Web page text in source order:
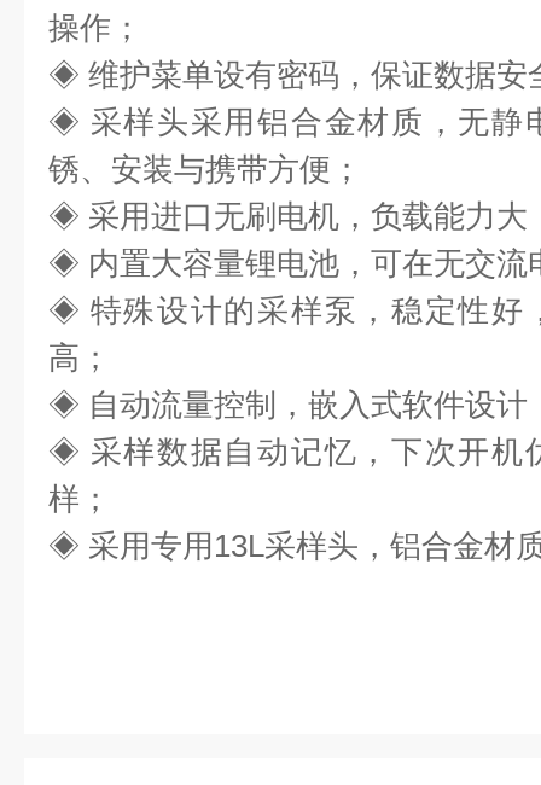
操作 ；
◈ 维护菜单设有密码，保证数据安
◈ 采样头采用铝合金材质，无静
锈、安装与携带方便 ；
◈ 采用进口无刷电机，负载能力大
◈ 内置大容量锂电池，可在无交流
◈ 特殊设计的采样泵，稳定性好
高；
◈ 自动流量控制，嵌入式软件设
◈ 采样数据自动记忆，下次开机
样；
◈ 采用专用13L采样头，铝合金材